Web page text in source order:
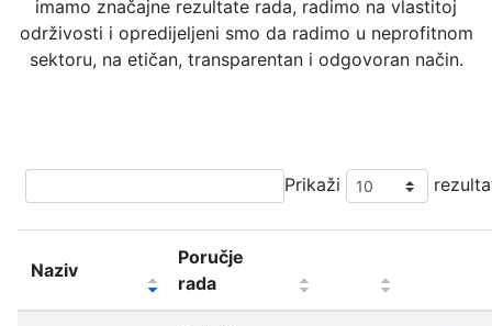
imamo značajne rezultate rada, radimo na vlastitoj
održivosti i opredijeljeni smo da radimo u neprofitnom
sektoru, na etičan, transparentan i odgovoran način.
Prikaži
Naziv
Poručje
rada